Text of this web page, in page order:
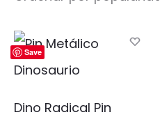
Save
Dino Radical Pin